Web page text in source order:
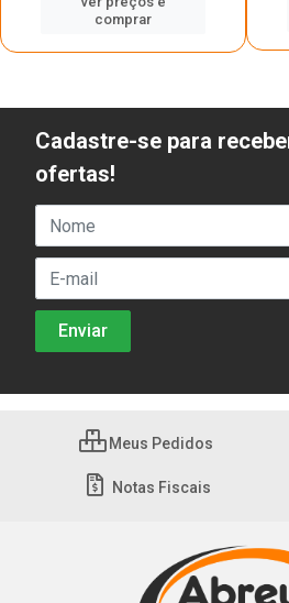
comprar
Cadastre-se para
ofertas!
Meus Pedidos
Notas Fiscais